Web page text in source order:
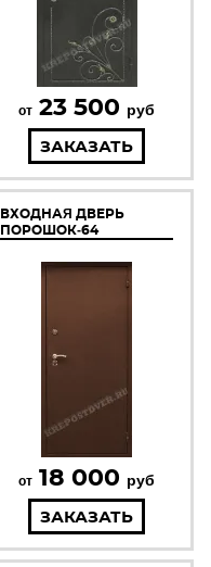
от 23 500 руб
ЗАКАЗАТЬ
ВХОДНАЯ ДВЕРЬ
ПОРОШОК-64
от 18 000 руб
ЗАКАЗАТЬ